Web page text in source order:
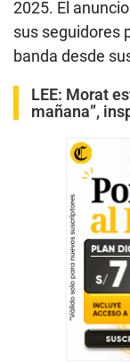
2025. El
sus seguidores
banda desde
LEE: Morat
mañana”,